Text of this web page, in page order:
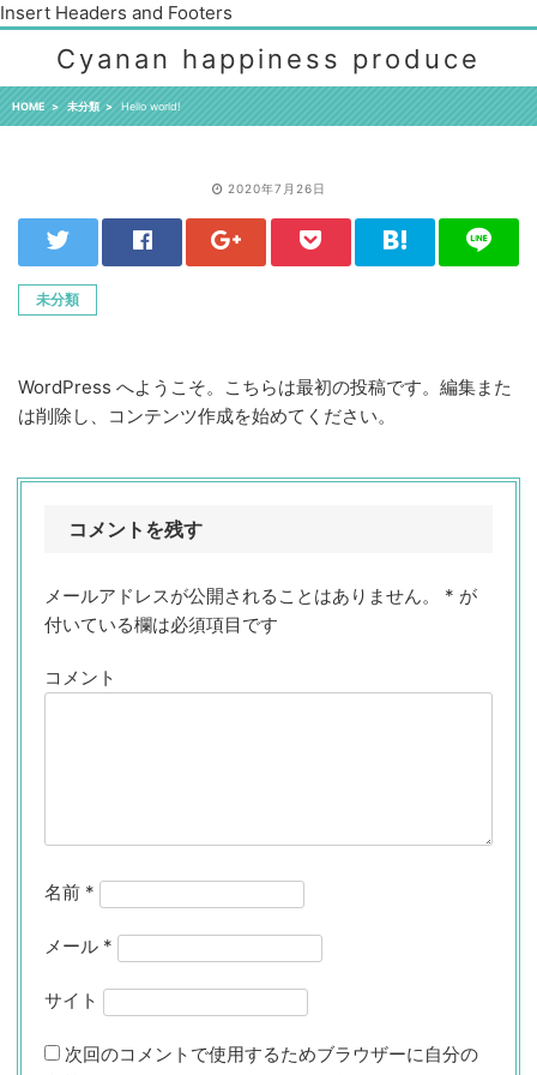
Insert Headers and Footers
Cyanan happiness produce
HOME 未分類 Hello world!
2020年7月26日
未分類
WordPress へようこそ。こちらは最初の投稿です。編集また
は削除し、コンテンツ作成を始めてください。
コメントを残す
メールアドレスが公開されることはありません。 * が
付いている欄は必須項目です
コメント
名前 *
メール *
サイト
次回のコメントで使用するためブラウザーに自分の